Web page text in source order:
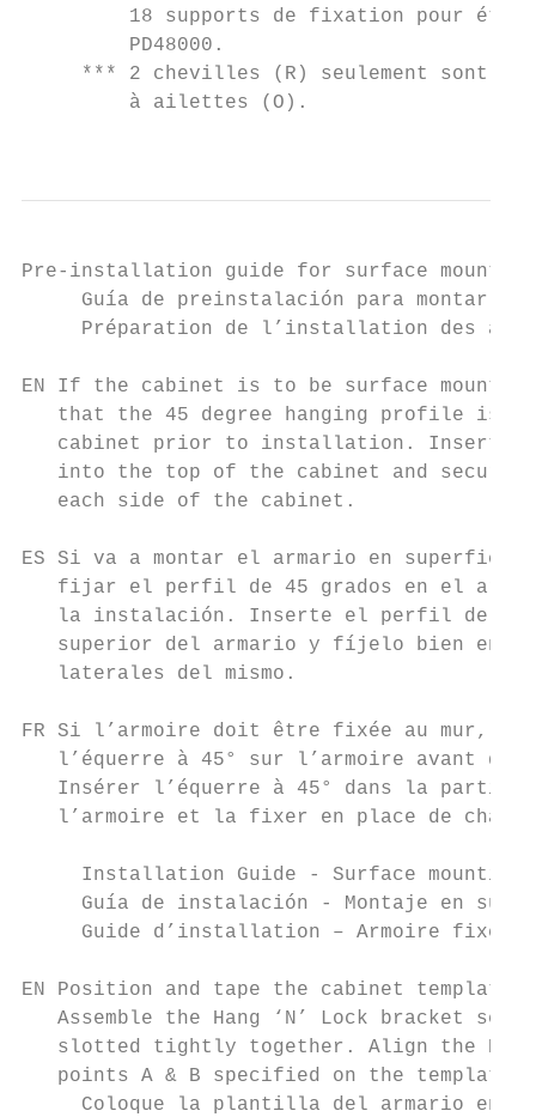
18 supports de fixation pour
         PD48000.
*** 2 chevilles (R) seulement sont
         à ailettes (O).
Pre-installation guide for surface
Guía de preinstalación para montar el
Préparation de l’installation des
EN If the cabinet is to be surface
that the 45 degree hanging profile is
cabinet prior to installation. Insert
into the top of the cabinet and secure
   each side of the cabinet.
ES Si va a montar el armario en
fijar el perfil de 45 grados en el
la instalación. Inserte el perfil de 45
superior del armario y fíjelo bien en
   laterales del mismo.
FR Si l’armoire doit être fixée au mur,
l’équerre à 45° sur l’armoire avant
Insérer l’équerre à 45° dans la partie
l’armoire et la fixer en place de
Installation Guide - Surface mounting
Guía de instalación - Montaje en
Guide d’installation – Armoire fixée
EN Position and tape the cabinet
Assemble the Hang ‘N’ Lock bracket
slotted tightly together. Align the
   points A & B specified on the template.
Coloque la plantilla del armario en